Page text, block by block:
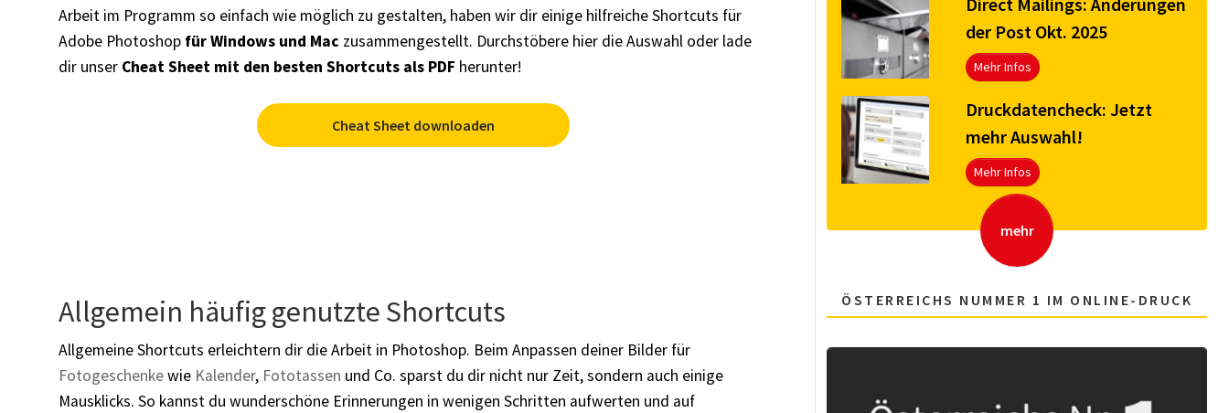
Arbeit im Programm so einfach wie möglich zu gestalten, haben wir dir einige hilfreiche Shortcuts für
Adobe Photoshop für Windows und Mac zusammengestellt. Durchstöbere hier die Auswahl oder lade
dir unser Cheat Sheet mit den besten Shortcuts als PDF herunter!
Cheat Sheet downloaden
Allgemein häufig genutzte Shortcuts
Allgemeine Shortcuts erleichtern dir die Arbeit in Photoshop. Beim Anpassen deiner Bilder für
Fotogeschenkewie Kalender, Fototassen und Co. sparst du dir nicht nur Zeit, sondern auch einige
Mausklicks. So kannst du wunderschöne Erinnerungen in wenigen Schritten aufwerten und auf
der Post Okt. 2025
Mehr Infos
Druck­da­ten­check: Jetzt
mehr Aus­wahl!
Mehr Infos
mehr
ÖSTERREICHS NUMMER 1 IM ONLINE-DRUCK